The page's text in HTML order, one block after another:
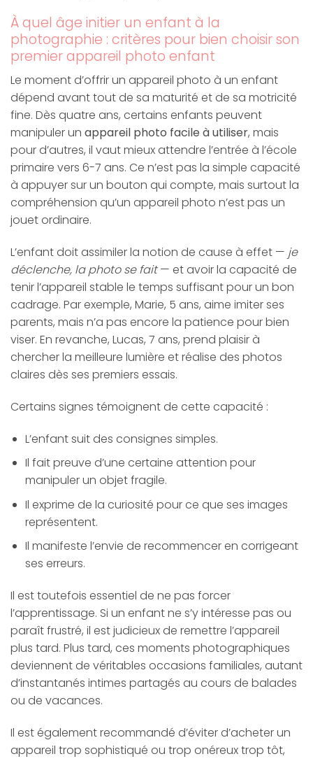
À quel âge initier un enfant à la
photographie : critères pour bien choisir son
premier appareil photo enfant
Le moment d’offrir un appareil photo à un enfant
dépend avant tout de sa maturité et de sa motricité
fine. Dès quatre ans, certains enfants peuvent
manipuler un appareil photo facile à utiliser, mais
pour d’autres, il vaut mieux attendre l’entrée à l’école
primaire vers 6-7 ans. Ce n’est pas la simple capacité
à appuyer sur un bouton qui compte, mais surtout la
compréhension qu’un appareil photo n’est pas un
jouet ordinaire.
L’enfant doit assimiler la notion de cause à effet — je
déclenche, la photo se fait— et avoir la capacité de
tenir l’appareil stable le temps suffisant pour un bon
cadrage. Par exemple, Marie, 5 ans, aime imiter ses
parents, mais n’a pas encore la patience pour bien
viser. En revanche, Lucas, 7 ans, prend plaisir à
chercher la meilleure lumière et réalise des photos
claires dès ses premiers essais.
Certains signes témoignent de cette capacité :
L’enfant suit des consignes simples.
Il fait preuve d’une certaine attention pour
manipuler un objet fragile.
Il exprime de la curiosité pour ce que ses images
représentent.
Il manifeste l’envie de recommencer en corrigeant
ses erreurs.
Il est toutefois essentiel de ne pas forcer
l’apprentissage. Si un enfant ne s’y intéresse pas ou
paraît frustré, il est judicieux de remettre l’appareil
plus tard. Plus tard, ces moments photographiques
deviennent de véritables occasions familiales, autant
d’instantanés intimes partagés au cours de balades
ou de vacances.
Il est également recommandé d’éviter d’acheter un
appareil trop sophistiqué ou trop onéreux trop tôt,